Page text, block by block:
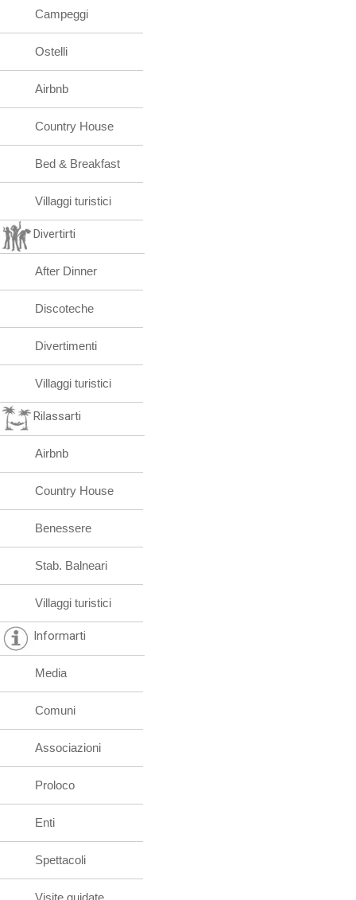
Campeggi
Ostelli
Airbnb
Country House
Bed & Breakfast
Villaggi turistici
Divertirti
After Dinner
Discoteche
Divertimenti
Villaggi turistici
Rilassarti
Airbnb
Country House
Benessere
Stab. Balneari
Villaggi turistici
Informarti
Media
Comuni
Associazioni
Proloco
Enti
Spettacoli
Visite guidate